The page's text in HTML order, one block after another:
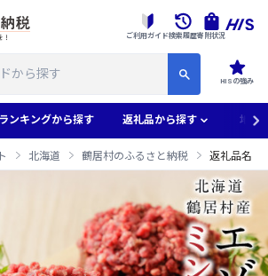
HISの強み
ご利用ガイド検索履歴寄附状況
ランキングから探す 返礼品から探す 地域
北海道 鶴居村のふるさと納税 返礼品名